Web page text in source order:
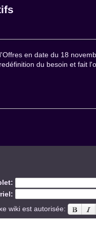
en date du 18
du besoin et fait
wiki est autorisée: